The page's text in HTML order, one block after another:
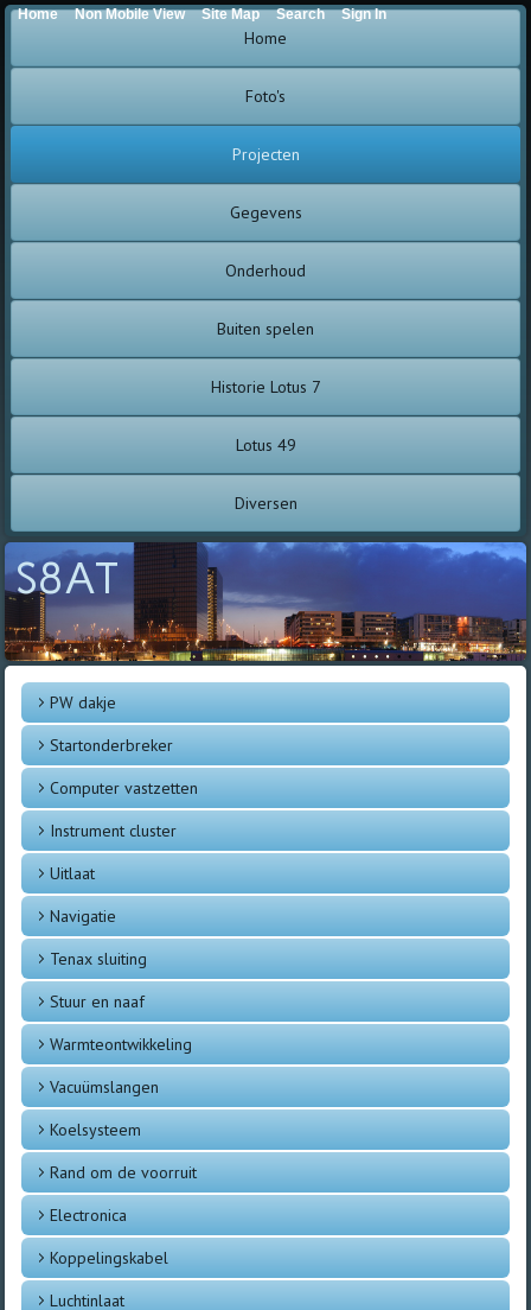
Home
Foto's
Projecten
Gegevens
Onderhoud
Buiten spelen
Historie Lotus 7
Lotus 49
Diversen
S8AT
PW dakje
Startonderbreker
Computer vastzetten
Instrument cluster
Uitlaat
Navigatie
Tenax sluiting
Stuur en naaf
Warmteontwikkeling
Vacuümslangen
Koelsysteem
Rand om de voorruit
Electronica
Koppelingskabel
Luchtinlaat
Home Non Mobile View Site Map Search Sign In